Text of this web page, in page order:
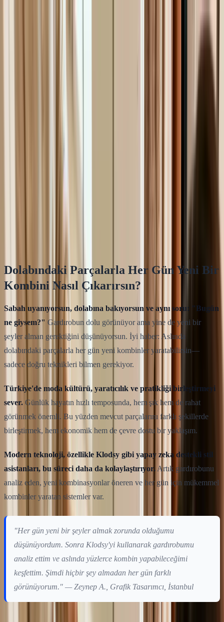
Dolabındaki Parçalarla Her Gün Yeni Bir
Kombini Nasıl Çıkarırsın?
Sabah uyanıyorsun, dolabına bakıyorsun ve aynı soru: "Bugün
ne giysem?" Gardırobun dolu görünüyor ama yine de yeni bir
şeyler alman gerektiğini düşünüyorsun. İyi haber: Aslında
dolabındaki parçalarla her gün yeni kombinler yaratabilirsin—
sadece doğru teknikleri bilmen gerekiyor.
Türkiye'de moda kültürü, yaratıcılık ve pratikliği birleştirmeyi
sever. Günlük hayatın hızlı temposunda, hem şık hem de rahat
görünmek önemli. Bu yüzden mevcut parçalarını farklı şekillerde
birleştirmek, hem ekonomik hem de çevre dostu bir yaklaşım.
Modern teknoloji, özellikle Klodsy gibi yapay zeka destekli stil
asistanları, bu süreci daha da kolaylaştırıyor. Artık gardırobunu
analiz eden, yeni kombinasyonlar öneren ve her gün için mükemmel
kombinler yaratan sistemler var.
"Her gün yeni bir şeyler almak zorunda olduğumu
düşünüyordum. Sonra Klodsy'yi kullanarak gardırobumu
analiz ettim ve aslında yüzlerce kombin yapabileceğimi
keşfettim. Şimdi hiçbir şey almadan her gün farklı
görünüyorum." — Zeynep A., Grafik Tasarımcı, İstanbul